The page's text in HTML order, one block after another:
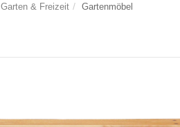
Garten & Freizeit Gartenmöbel